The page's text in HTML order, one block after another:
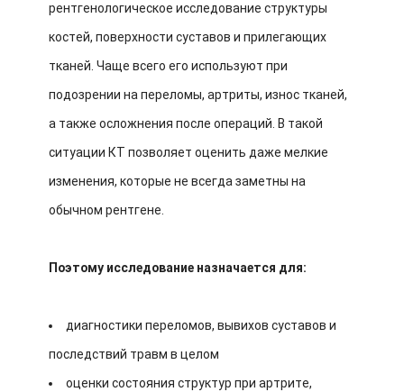
рентгенологическое исследование структуры
костей, поверхности суставов и прилегающих
тканей. Чаще всего его используют при
подозрении на переломы, артриты, износ тканей,
а также осложнения после операций. В такой
ситуации КТ позволяет оценить даже мелкие
изменения, которые не всегда заметны на
обычном рентгене.
Поэтому исследование назначается для:
диагностики переломов, вывихов суставов и
последствий травм в целом
оценки состояния структур при артрите,